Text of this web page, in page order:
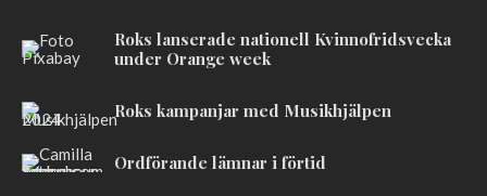
Roks lanserade nationell Kvinnofridsvecka
under Orange week
Roks kampanjar med Musikhjälpen
Ordförande lämnar i förtid